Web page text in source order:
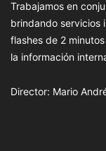
Trabajamos en
brindando servicios
flashes de 2
la información
Director: Mario